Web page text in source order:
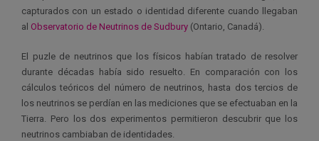
capturados con un estado o identidad diferente cuando llegaban
al Observatorio de Neutrinos de Sudbury (Ontario, Canadá).
El puzle de neutrinos que los físicos habían tratado de resolver
durante décadas había sido resuelto. En comparación con los
cálculos teóricos del número de neutrinos, hasta dos tercios de
los neutrinos se perdían en las mediciones que se efectuaban en la
Tierra. Pero los dos experimentos permitieron descubrir que los
neutrinos cambiaban de identidades.